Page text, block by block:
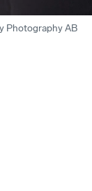
Photography AB